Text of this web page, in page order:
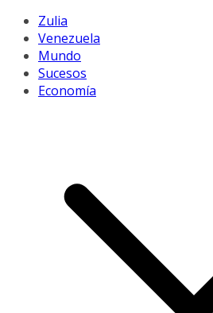
Zulia
Venezuela
Mundo
Sucesos
Economía